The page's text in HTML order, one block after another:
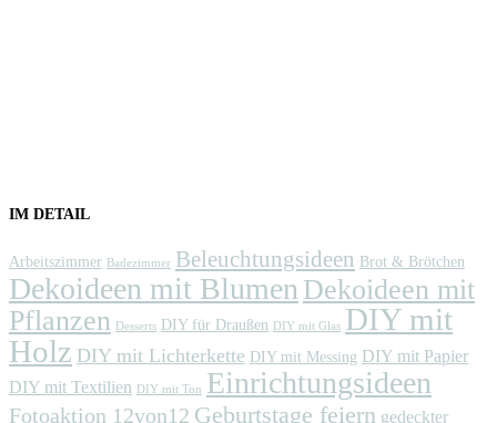
IM DETAIL
Arbeitszimmer Badezimmer Beleuchtungsideen Brot & Brötchen
Dekoideen mit BlumenDekoideen mit
Pflanzen Desserts DIY für Draußen DIY mit Glas DIY mit
Holz DIY mit Lichterkette DIY mit Messing DIY mit Papier
DIY mit Textilien
DIY mit Ton Einrichtungsideen
Fotoaktion 12von12 Geburtstage feiern gedeckter